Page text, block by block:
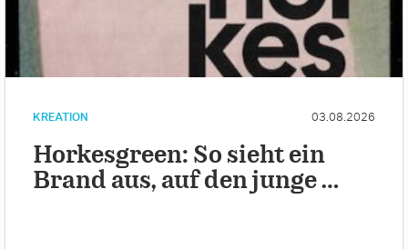
KREATION 03.08.2026
Horkesgreen: So sieht ein
Brand aus, auf den junge …